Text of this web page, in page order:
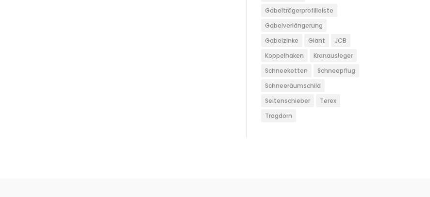
Gabelträgerprofilleiste
Gabelverlängerung
Gabelzinke
Giant
JCB
Koppelhaken
Kranausleger
Schneeketten
Schneepflug
Schneeräumschild
Seitenschieber
Terex
Tragdorn